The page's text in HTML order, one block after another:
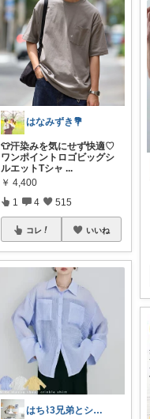
はなみずき💐
👕汗染みを気にせず快適♡
ワンポイントロゴビッグシ
ルエットTシャ ...
￥ 4,400
1 4 515
コレ いいね
はち⌇3兄弟とシンプルな暮らし